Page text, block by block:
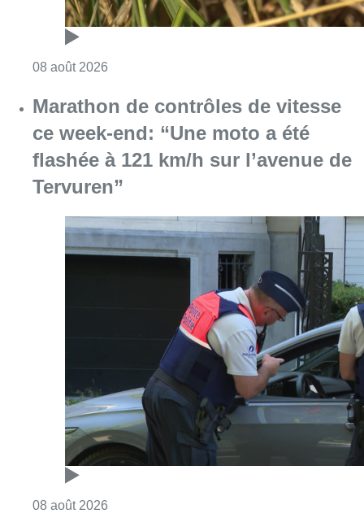
08 août 2026
Marathon de contrôles de vitesse
ce week-end: “Une moto a été
flashée à 121 km/h sur l’avenue de
Tervuren”
08 août 2026